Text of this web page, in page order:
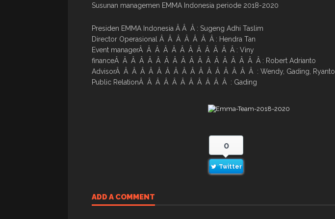
Susunan managemen EMMA Indonesia periode 2018-2020
Presiden EMMA Indonesia Â Â Â : Sugeng Adhi Taslim
Director Operasional Â Â Â Â Â Â Â : Hendra Tan
Event managerÂ Â Â Â Â Â Â Â Â Â Â Â : Viny
financeÂ Â Â Â Â Â Â Â Â Â Â Â Â Â Â Â Â Â : Robert Adrianto
AdvisorÂ Â Â Â Â Â Â Â Â Â Â Â Â Â Â Â Â : Wendy, Gading, Ryanto
Public RelationÂ Â Â Â Â Â Â Â Â Â Â : Gading
0
Twitter
ADD A COMMENT